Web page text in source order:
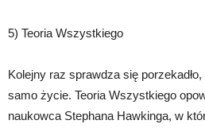
5) Teoria Wszystkiego
Kolejny raz sprawdza się
samo życie. Teoria Wszystkiego
naukowca Stephana Hawkinga, w